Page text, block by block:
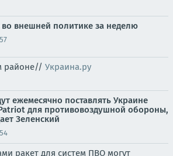
во внешней политике за неделю
районе// Украина.ру
ежемесячно поставлять Украине
для противовоздушной обороны,
Зеленский
ракет для систем ПВО могут